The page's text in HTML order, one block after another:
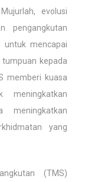
evolusi
pengangkutan
untuk mencapai
kepada
memberi kuasa
meningkatkan
meningkatkan
yang
(TMS)